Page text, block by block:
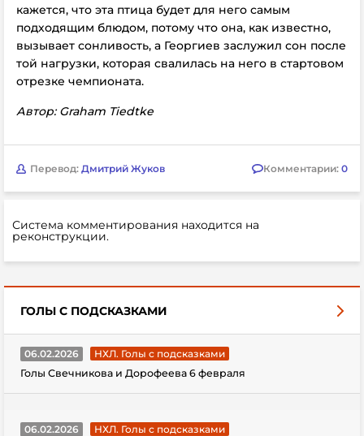
кажется, что эта птица будет для него самым
подходящим блюдом, потому что она, как известно,
вызывает сонливость, а Георгиев заслужил сон после
той нагрузки, которая свалилась на него в стартовом
отрезке чемпионата.
Автор: Graham Tiedtke
Перевод: Дмитрий Жуков Комментарии: 0
Система комментирования находится на
реконструкции.
ГОЛЫ С ПОДСКАЗКАМИ
06.02.2026
НХЛ. Голы с подсказками
Голы Свечникова и Дорофеева 6 февраля
06.02.2026
НХЛ. Голы с подсказками